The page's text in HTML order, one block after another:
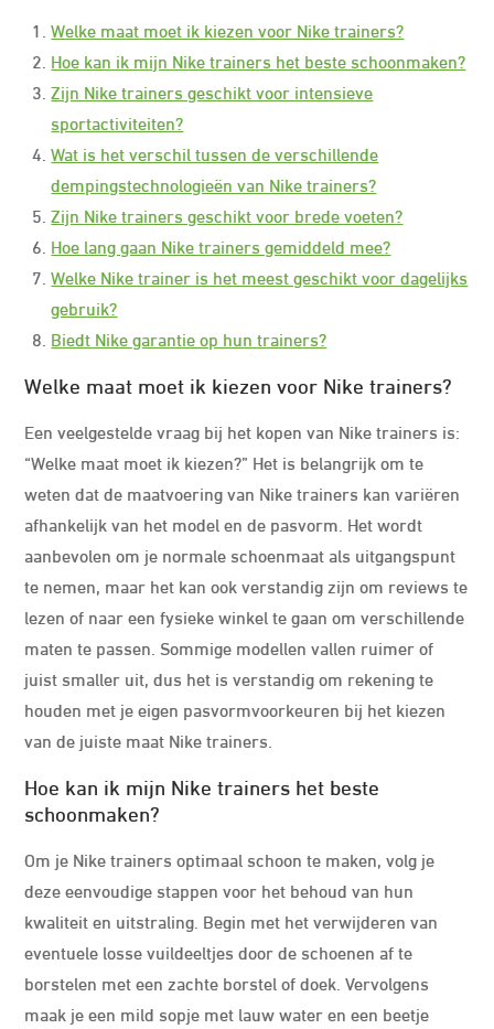
Welke maat moet ik kiezen voor Nike trainers?
Hoe kan ik mijn Nike trainers het beste schoonmaken?
Zijn Nike trainers geschikt voor intensieve
sportactiviteiten?
Wat is het verschil tussen de verschillende
dempingstechnologieën van Nike trainers?
Zijn Nike trainers geschikt voor brede voeten?
Hoe lang gaan Nike trainers gemiddeld mee?
Welke Nike trainer is het meest geschikt voor dagelijks
gebruik?
Biedt Nike garantie op hun trainers?
Welke maat moet ik kiezen voor Nike trainers?
Een veelgestelde vraag bij het kopen van Nike trainers is:
“Welke maat moet ik kiezen?” Het is belangrijk om te
weten dat de maatvoering van Nike trainers kan variëren
afhankelijk van het model en de pasvorm. Het wordt
aanbevolen om je normale schoenmaat als uitgangspunt
te nemen, maar het kan ook verstandig zijn om reviews te
lezen of naar een fysieke winkel te gaan om verschillende
maten te passen. Sommige modellen vallen ruimer of
juist smaller uit, dus het is verstandig om rekening te
houden met je eigen pasvormvoorkeuren bij het kiezen
van de juiste maat Nike trainers.
Hoe kan ik mijn Nike trainers het beste
schoonmaken?
Om je Nike trainers optimaal schoon te maken, volg je
deze eenvoudige stappen voor het behoud van hun
kwaliteit en uitstraling. Begin met het verwijderen van
eventuele losse vuildeeltjes door de schoenen af te
borstelen met een zachte borstel of doek. Vervolgens
maak je een mild sopje met lauw water en een beetje